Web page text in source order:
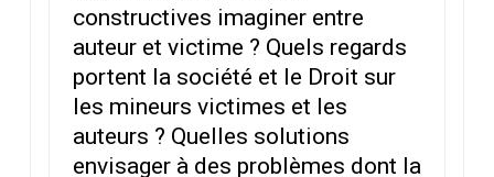
constructives imaginer entre
auteur et victime ? Quels regards
portent la société et le Droit sur
les mineurs victimes et les
auteurs ? Quelles solutions
envisager à des problèmes dont la